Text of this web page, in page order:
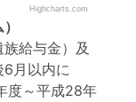
Highcharts.com
給与金）及
6月以内に
度～平成28年